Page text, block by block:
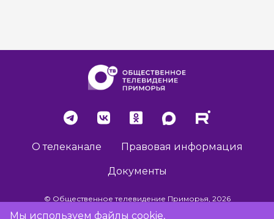
О телеканале Правовая информация
Документы
© Общественное телевидение Приморья, 2026
Мы используем файлы cookie,